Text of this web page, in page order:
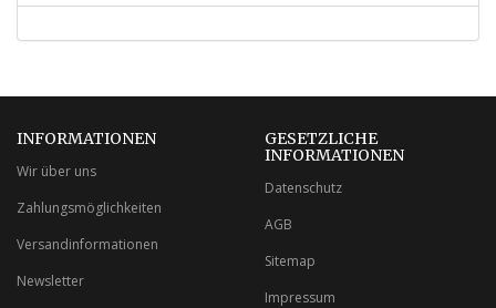
INFORMATIONEN
Wir über uns
Zahlungsmöglichkeiten
Versandinformationen
Newsletter
GESETZLICHE
INFORMATIONEN
Datenschutz
AGB
Sitemap
Impressum